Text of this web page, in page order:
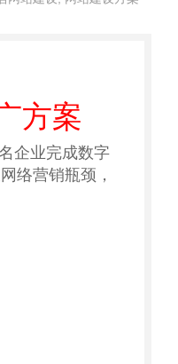
方案
企业完成数字
络营销瓶颈，